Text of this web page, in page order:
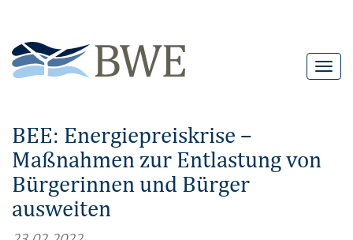
T
BEE: Energiepreiskrise –
Maßnahmen zur Entlastung von
Bürgerinnen und Bürger
ausweiten